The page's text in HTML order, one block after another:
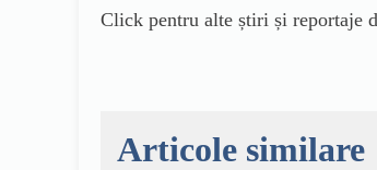
Click pentru alte știri și reportaje
Articole similare